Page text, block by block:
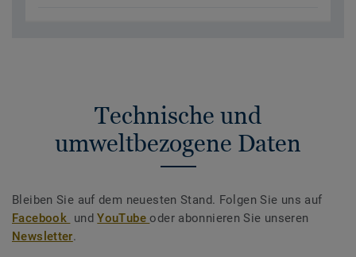
Technische und
umweltbezogene Daten
Bleiben Sie auf dem neuesten Stand. Folgen Sie uns auf
Facebook undYouTubeoder abonnieren Sie unseren
Newsletter.